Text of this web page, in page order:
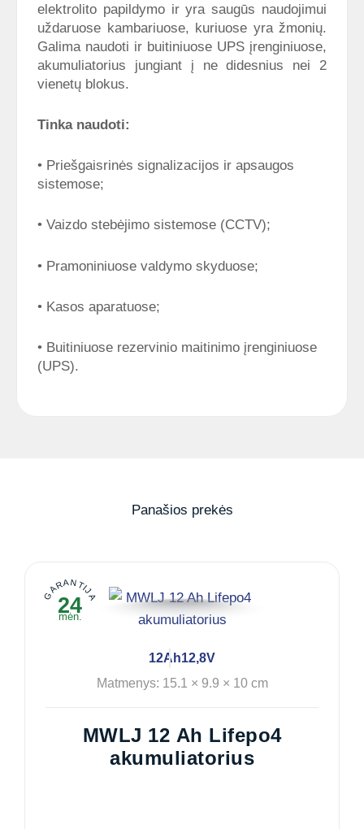
elektrolito papildymo ir yra saugūs naudojimui
uždaruose kambariuose, kuriuose yra žmonių.
Galima naudoti ir buitiniuose UPS įrenginiuose,
akumuliatorius jungiant į ne didesnius nei 2
vienetų blokus.
Tinka naudoti:
• Priešgaisrinės signalizacijos ir apsaugos
sistemose;
• Vaizdo stebėjimo sistemose (CCTV);
• Pramoniniuose valdymo skyduose;
• Kasos aparatuose;
• Buitiniuose rezervinio maitinimo įrenginiuose
(UPS).
Panašios prekės
GARANTIJA
24
mėn.
12Ah12,8V
Matmenys: 15.1 × 9.9 × 10 cm
MWLJ 12 Ah Lifepo4
akumuliatorius